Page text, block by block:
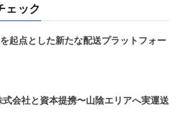
ェック
起点とした新たな配送プラットフォー
会社と資本提携〜山陰エリアへ実運送